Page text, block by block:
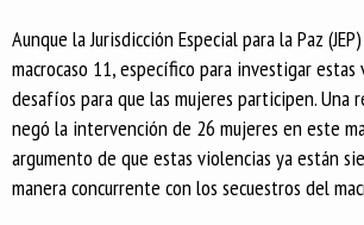
Aunque la Jurisdicción Especial para la Paz
macrocaso 11, específico para investigar
desafíos para que las mujeres participen. Una
negó la intervención de 26 mujeres en este
argumento de que estas violencias ya están
manera concurrente con los secuestros del